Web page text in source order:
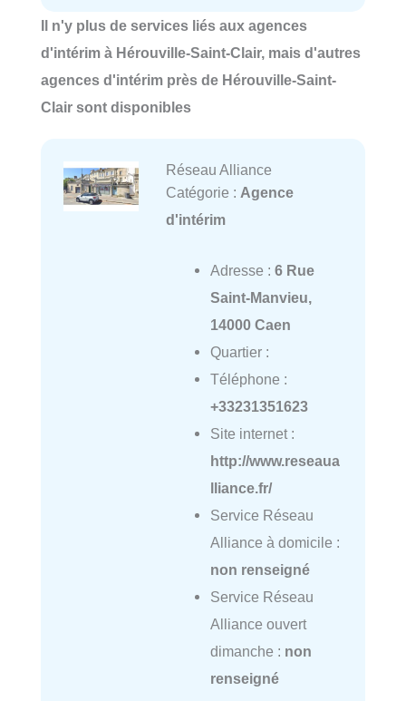
Il n'y plus de services liés aux agences
d'intérim à Hérouville-Saint-Clair, mais d'autres
agences d'intérim près de Hérouville-Saint-
Clair sont disponibles
Réseau Alliance
Catégorie : Agence
d'intérim
Adresse : 6 Rue
Saint-Manvieu,
14000 Caen
Quartier :
Téléphone :
+33231351623
Site internet :
http://www.reseaua
lliance.fr/
Service Réseau
Alliance à domicile :
non renseigné
Service Réseau
Alliance ouvert
dimanche : non
renseigné